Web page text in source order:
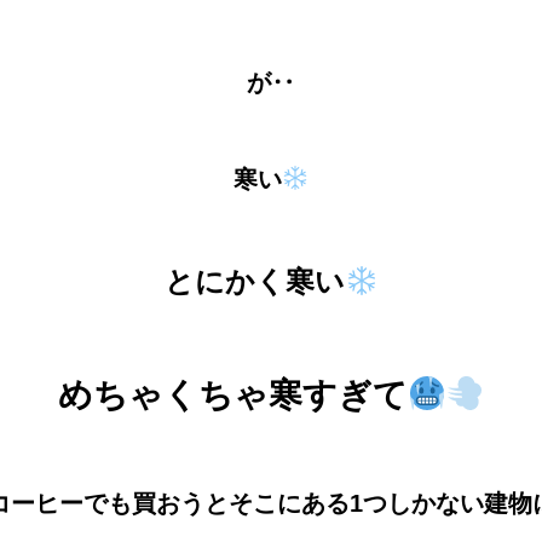
が‥
寒い
とにかく寒い
めちゃくちゃ寒すぎて
ーヒーでも買おうとそこにある1つしかない建物